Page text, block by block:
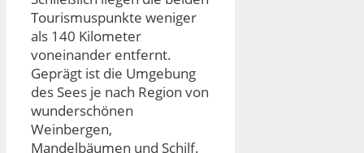
Tourismuspunkte weniger
als 140 Kilometer
voneinander entfernt.
Geprägt ist die Umgebung
des Sees je nach Region von
wunderschönen
Weinbergen,
Mandelbäumen und Schilf.